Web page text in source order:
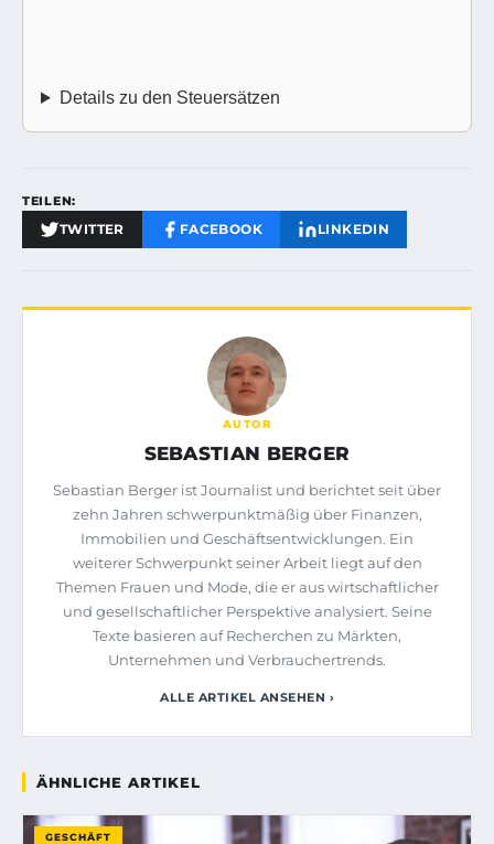
Details zu den Steuersätzen
TEILEN:
TWITTER FACEBOOK LINKEDIN
AUTOR
SEBASTIAN BERGER
Sebastian Berger ist Journalist und berichtet seit über
zehn Jahren schwerpunktmäßig über Finanzen,
Immobilien und Geschäftsentwicklungen. Ein
weiterer Schwerpunkt seiner Arbeit liegt auf den
Themen Frauen und Mode, die er aus wirtschaftlicher
und gesellschaftlicher Perspektive analysiert. Seine
Texte basieren auf Recherchen zu Märkten,
Unternehmen und Verbrauchertrends.
ALLE ARTIKEL ANSEHEN ›
ÄHNLICHE ARTIKEL
GESCHÄFT